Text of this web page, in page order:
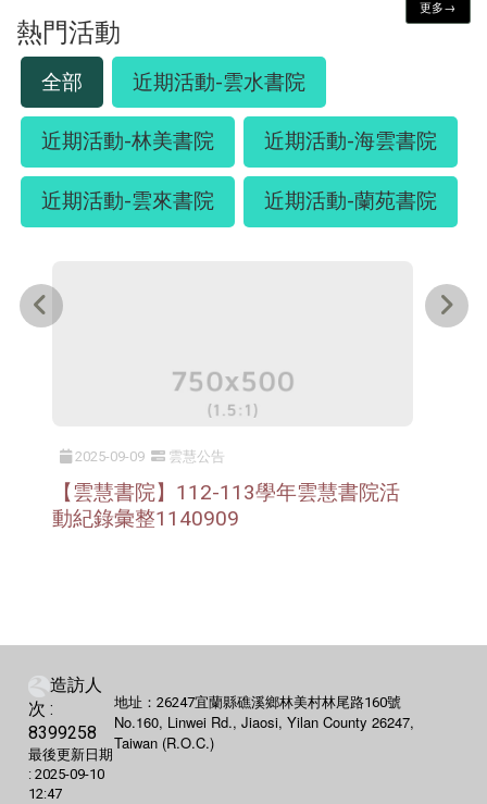
熱門活動
全部 近期活動-雲水書院
近期活動-林美書院 近期活動-海雲書院
近期活動-雲來書院 近期活動-蘭苑書院
更多→
2025-09-09 雲慧公告
【雲慧書院】112-113學年雲慧書院活
動紀錄彙整1140909
地址：26247宜蘭縣礁溪鄉林美村林尾路160號
No.160, Linwei Rd., Jiaosi, Yilan County 26247,
Taiwan (R.O.C.)
造訪人
次 :
8399258
最後更新日期
: 2025-09-10
12:47